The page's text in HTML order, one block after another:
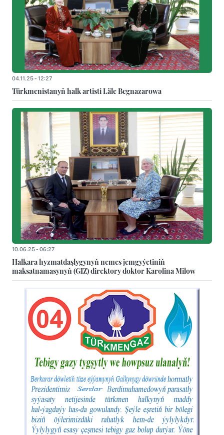
04.11.25 - 12:27
Türkmenistanyň halk artisti Läle Begnazarowa
10.06.25 - 06:27
Halkara hyzmatdaşlygynyň nemes jemgyýetiniň
maksatnamasynyň (GIZ) direktory doktor Karolina Milow